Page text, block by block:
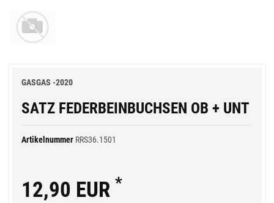
GASGAS -2020
SATZ FEDERBEINBUCHSEN OB + UNT
Artikelnummer RRS36.1501
12,90 EUR *